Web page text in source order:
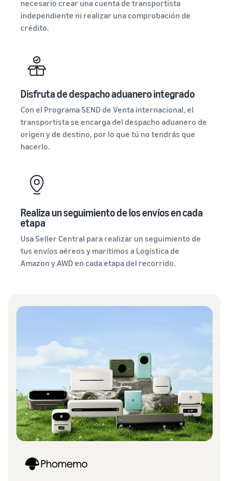
necesario crear una cuenta de transportista
independiente ni realizar una comprobación de
crédito.
Disfruta de despacho aduanero integrado
Con el Programa SEND de Venta internacional, el
transportista se encarga del despacho aduanero de
origen y de destino, por lo que tú no tendrás que
hacerlo.
Realiza un seguimiento de los envíos en cada
etapa
Usa Seller Central para realizar un seguimiento de
tus envíos aéreos y marítimos a Logística de
Amazon y AWD en cada etapa del recorrido.